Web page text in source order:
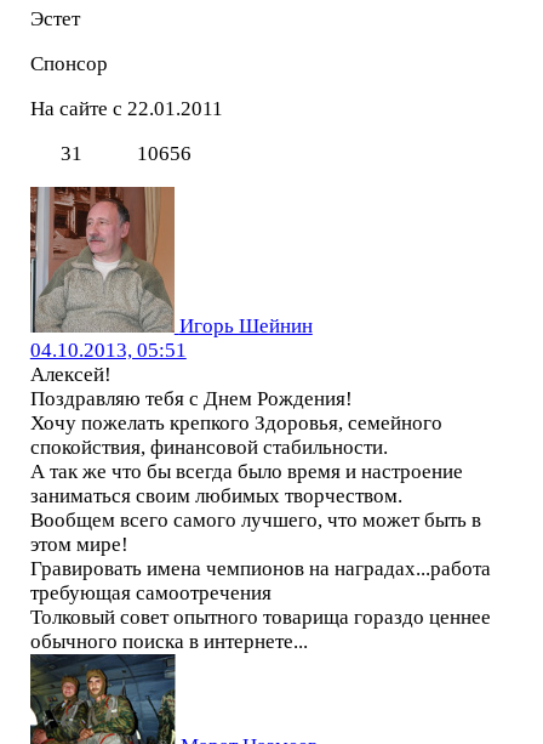
Эстет
Спонсор
На сайте с 22.01.2011
31
10656
Игорь Шейнин
04.10.2013, 05:51
Алексей!
Поздравляю тебя с Днем Рождения!
Хочу пожелать крепкого Здоровья, семейного
спокойствия, финансовой стабильности.
А так же что бы всегда было время и настроение
заниматься своим любимых творчеством.
Вообщем всего самого лучшего, что может быть в
этом мире!
Гравировать имена чемпионов на наградах...работа
требующая самоотречения
Толковый совет опытного товарища гораздо ценнее
обычного поиска в интернете...